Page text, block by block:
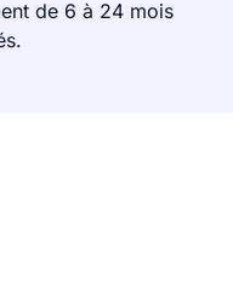
de 6 à 24 mois